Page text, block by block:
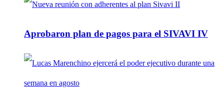
Aprobaron plan de pagos para el SIVAVI IV